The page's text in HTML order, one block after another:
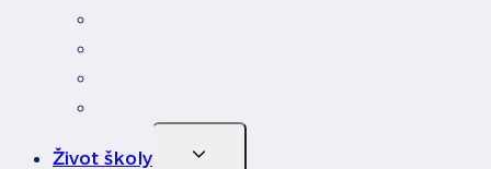
Život školy
Toggle